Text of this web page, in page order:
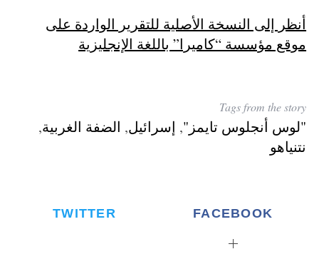
أنظر إلى النسخة الأصلية للتقرير الواردة على
موقع مؤسسة “كاميرا” باللغة الإنجليزية
Tags from the story
"لوس أنجلوس تايمز", إسرائيل, الضفة الغربية,
نتنياهو
FACEBOOK
TWITTER